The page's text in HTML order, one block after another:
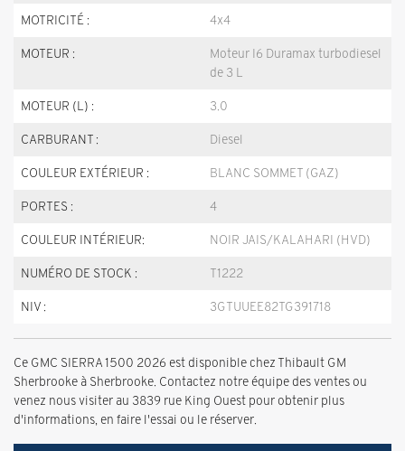
MOTRICITÉ : 4x4
MOTEUR :
Moteur I6 Duramax turbodiesel
de 3 L
MOTEUR (L) : 3.0
CARBURANT : Diesel
COULEUR EXTÉRIEUR : BLANC SOMMET (GAZ)
PORTES : 4
COULEUR INTÉRIEUR: NOIR JAIS/KALAHARI (HVD)
NUMÉRO DE STOCK : T1222
NIV : 3GTUUEE82TG391718
Ce GMC SIERRA 1500 2026 est disponible chez Thibault GM
Sherbrooke à Sherbrooke. Contactez notre équipe des ventes ou
venez nous visiter au 3839 rue King Ouest pour obtenir plus
d'informations, en faire l'essai ou le réserver.